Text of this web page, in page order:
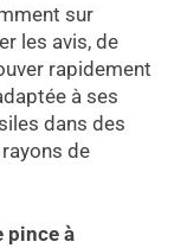
sur
les avis, de
rapidement
à ses
dans des
de
pince à